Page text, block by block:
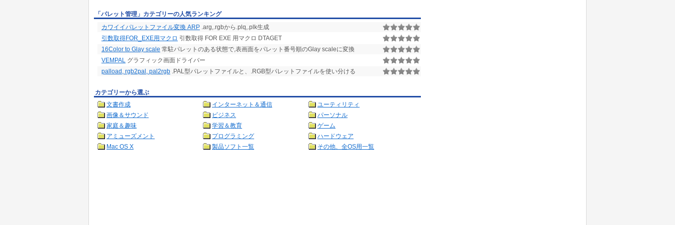
「パレット管理」カテゴリーの人気ランキング
カワイイパレットファイル変換 ARP .arg,.rgbから.plq,.plk生成
引数取得FOR_EXE用マクロ 引数取得 FOR EXE 用マクロ DTAGET
16Color to Glay scale 常駐パレットのある状態で,表画面をパレット番号順のGlay scaleに変換
VEMPAL グラフィック画面ドライバー
palload, rgb2pal, pal2rgb .PAL型パレットファイルと、.RGB型パレットファイルを使い分ける
カテゴリーから選ぶ
文書作成
インターネット＆通信
ユーティリティ
画像＆サウンド
ビジネス
パーソナル
家庭＆趣味
学習＆教育
ゲーム
アミューズメント
プログラミング
ハードウェア
Mac OS X
製品ソフト一覧 その他、全OS用一覧